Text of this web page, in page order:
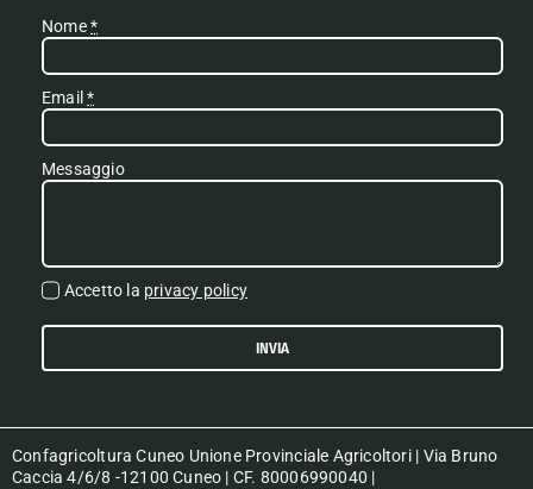
Nome*
Email*
Messaggio
Accetto la privacy policy
INVIA
Confagricoltura Cuneo Unione Provinciale Agricoltori | Via Bruno
Caccia 4/6/8 -12100 Cuneo | CF. 80006990040 |